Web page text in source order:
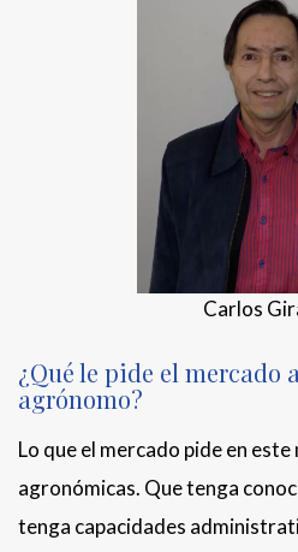
Carlos
¿Qué le pide el mercado
agrónomo?
Lo que el mercado pide en
agronómicas. Que tenga
tenga capacidades